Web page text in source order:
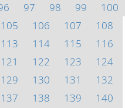
97 98 99
100
105 106 107
108
113 114 115
116
121 122 123
124
129 130 131
132
137 138 139
140